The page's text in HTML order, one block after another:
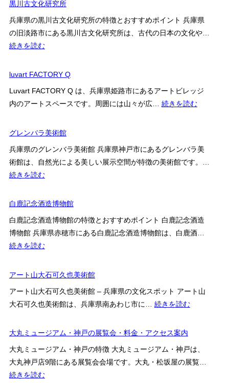
学
館
黒川古文化研究所
兵庫県の黒川古文化研究所の特徴とおすすめポイント 兵庫県
の旧淡路市にある黒川古文化研究所は、古代の日本の文化や…
続きを読む:
川
文
化
究
所
luvart FACTORY Q
Luvart FACTORY Q は、兵庫県姫路市にあるアートビレッジ
内のアートスペースです。周囲には山々が広… 続きを読む:
グレンバラ美術館
兵庫県のグレンバラ美術館 兵庫県神戸市にあるグレンバラ美
術館は、自然光による美しい展示空間が特徴の美術館です。…
続きを読む:
レ
バ
ラ
美
館
白鹿記念酒造博物館
白鹿記念酒造博物館の特徴とおすすめポイント 白鹿記念酒造
博物館 兵庫県赤穂市にある白鹿記念酒造博物館は、白鹿酒…
続きを読む:
鹿
念
酒
博
物
館
アート山大石可久也美術館
アート山大石可久也美術館 – 兵庫県の文化スポット アート山
大石可久也美術館は、兵庫県南あわじ市に… 続きを読む:
山
大
大丸ミュージアム・神戸の展覧会・料金・アクセス案内
大丸ミュージアム・神戸の特徴 大丸ミュージアム・神戸は、
大丸神戸店9階にある展覧会会場です。大丸・松坂屋の展覧…
続きを読む: